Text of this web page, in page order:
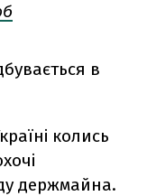
в
колись
держмайна.